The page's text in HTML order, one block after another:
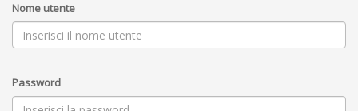
Nome utente
Password